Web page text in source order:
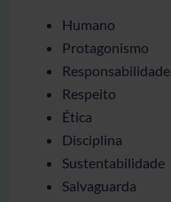
Humano
Protagonismo
Responsabilidade
Respeito
Ética
Disciplina
Sustentabilidade
Salvaguarda